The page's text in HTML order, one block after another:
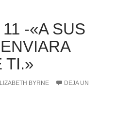
-«A SUS
TI.»
BYRNE
DEJA UN